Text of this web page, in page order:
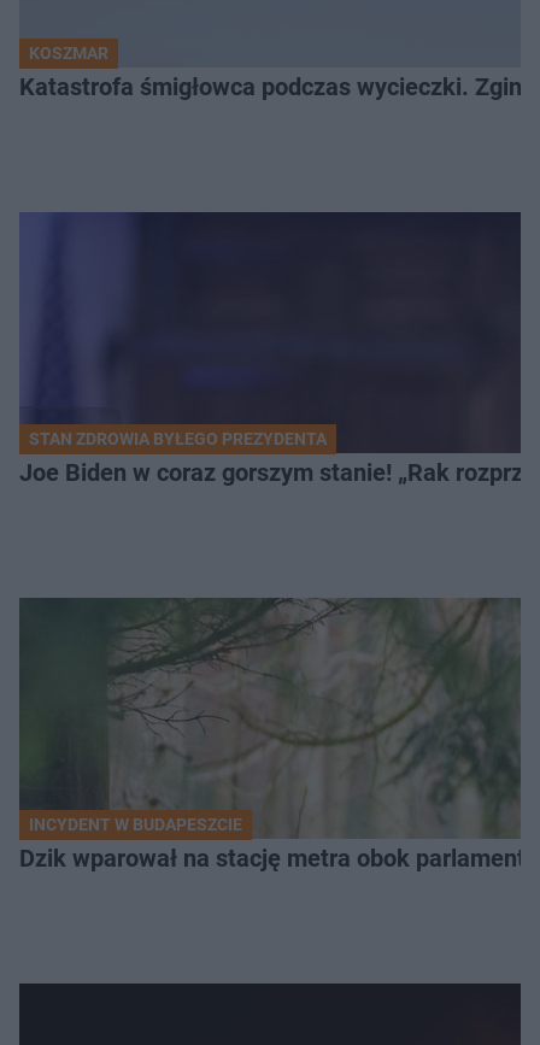
KOSZMAR
Katastrofa śmigłowca podczas wycieczki.
STAN ZDROWIA BYŁEGO PREZYDENTA
Joe Biden w coraz gorszym stanie! „Rak
INCYDENT W BUDAPESZCIE
Dzik wparował na stację metra obok